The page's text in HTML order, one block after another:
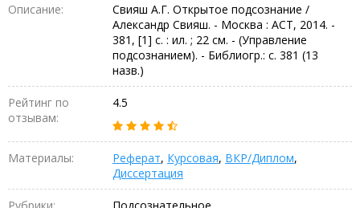
Описание:
Свияш А.Г. Открытое подсознание /
Александр Свияш. - Москва : АСТ, 2014. -
381, [1] с. : ил. ; 22 см. - (Управление
подсознанием). - Библиогр.: с. 381 (13
назв.)
Рейтинг по
отзывам:
4.5
Материалы: Реферат, Курсовая, ВКР/Диплом,
Диссертация
Рубрики: Подсознательное